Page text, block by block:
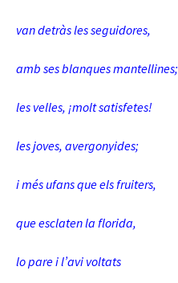
van detràs les seguidores,
amb ses blanques mantellines;
les velles, ¡molt satisfetes!
les joves, avergonyides;
i més ufans que els fruiters,
que esclaten la florida,
lo pare i l’avi voltats